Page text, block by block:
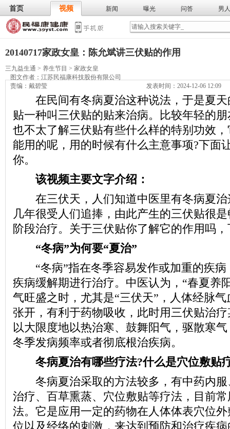
首页 视频 新闻 曝光 问答 男人
武术 气功 膳食 食谱 营养
20140717家政女皇：陈允斌讲三伏贴的作用
三九益生通 > 养生节目 > 家政女皇
图文作者： 江苏民福康科技股份有限公司
责编：戴碧莹
发表时间：2024-12-06 12:09
在民间有冬病夏治这种说法，于是夏天
贴一种叫三伏贴的贴来治病。比较年轻的
也不太了解三伏贴有些什么样的特别功效
能用的呢，用的时候有什么主意事项?下面
你。
该视频主要文字介绍：
在三伏天，人们知道中医里有冬病夏治
几年很受人们追捧，由此产生的三伏贴很
阶段治疗。关于三伏贴你了解它的作用吗
“冬病”为何要“夏治”
“冬病”指在冬季容易发作或加重的疾病
疾病缓解期进行治疗。中医认为，“春夏养
气旺盛之时，尤其是“三伏天”，人体经脉
张开，有利于药物吸收，此时用三伏贴治
以大限度地以热治寒、鼓舞阳气，驱散寒
冬季发病频率或者彻底根治疾病。
冬病夏治有哪些疗法?什么是穴位敷贴
冬病夏治采取的方法较多，有中药内服
治疗、百草熏蒸、穴位敷贴等疗法，目前
法。它是应用一定的药物在人体体表穴位
位以及经络的刺激，来达到预防和治疗疾